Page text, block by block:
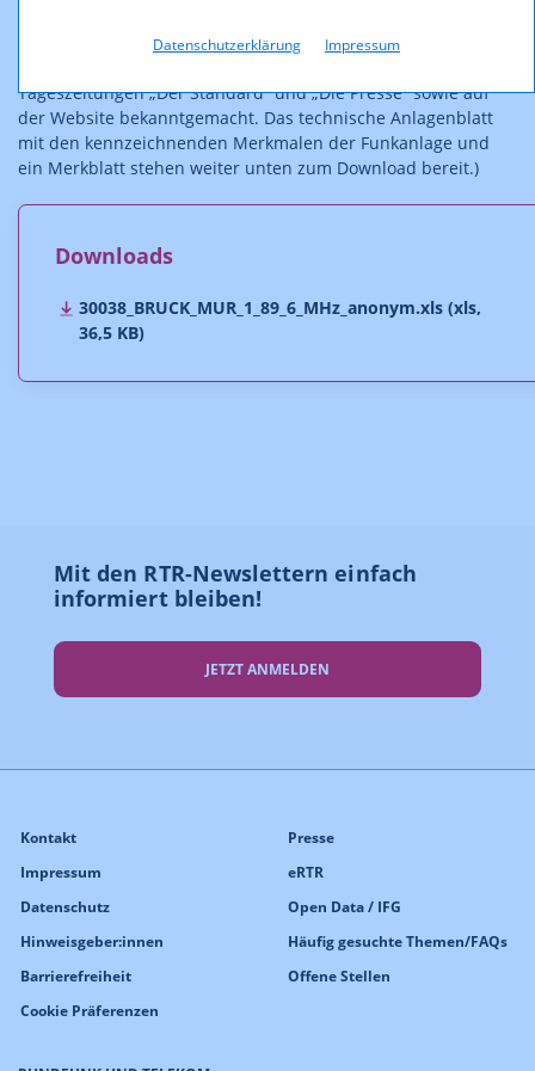
Datenschutzerklärung Impressum
(Anm: Diese Ausschreibung wurde am am 12.09.2013 im
Tageszeitungen „Der Standard“ und „Die Presse“ sowie auf
der Website bekanntgemacht. Das technische Anlagenblatt
mit den kennzeichnenden Merkmalen der Funkanlage und
ein Merkblatt stehen weiter unten zum Download bereit.)
Downloads
30038_BRUCK_MUR_1_89_6_MHz_anonym.xls (xls,
36,5 KB)
Mit den RTR-Newslettern einfach
informiert bleiben!
JETZT ANMELDEN
Kontakt
Impressum
Datenschutz
Hinweisgeber:innen
Barrierefreiheit
Cookie Präferenzen
Presse
eRTR
Open Data / IFG
Häufig gesuchte Themen/FAQs
Offene Stellen